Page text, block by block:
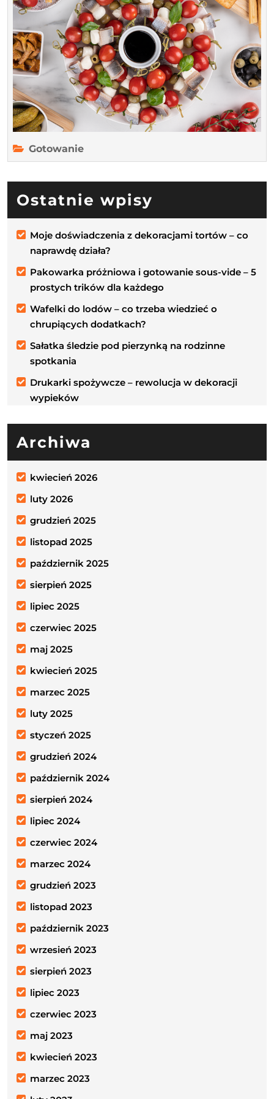
smaczną
przekąskę
Gotowanie
Ostatnie wpisy
Moje doświadczenia z dekoracjami tortów – co
naprawdę działa?
Pakowarka próżniowa i gotowanie sous-vide – 5
prostych trików dla każdego
Wafelki do lodów – co trzeba wiedzieć o
chrupiących dodatkach?
Sałatka śledzie pod pierzynką na rodzinne
spotkania
Drukarki spożywcze – rewolucja w dekoracji
wypieków
Archiwa
kwiecień 2026
luty 2026
grudzień 2025
listopad 2025
październik 2025
sierpień 2025
lipiec 2025
czerwiec 2025
maj 2025
kwiecień 2025
marzec 2025
luty 2025
styczeń 2025
grudzień 2024
październik 2024
sierpień 2024
lipiec 2024
czerwiec 2024
marzec 2024
grudzień 2023
listopad 2023
październik 2023
wrzesień 2023
sierpień 2023
lipiec 2023
czerwiec 2023
maj 2023
kwiecień 2023
marzec 2023